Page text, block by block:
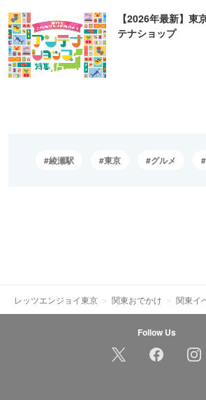
【2026年最新】東
テナショップ
綾瀬駅 東京 グルメ
レッツエンジョイ東京 関東おでかけ 関東イ
Follow Us